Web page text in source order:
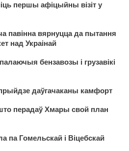
першы афіцыйны візіт у
павінна вярнуцца да пытання
над Украінай
бензавозы і грузавікі
даўгачаканы камфорт
перадаў Хмары свой план
па Гомельскай і Віцебскай